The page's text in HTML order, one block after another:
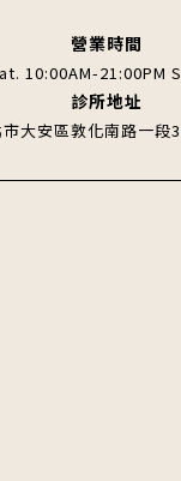
營業時間
10:00AM-21:00PM
診所地址
市大安區敦化南路一段